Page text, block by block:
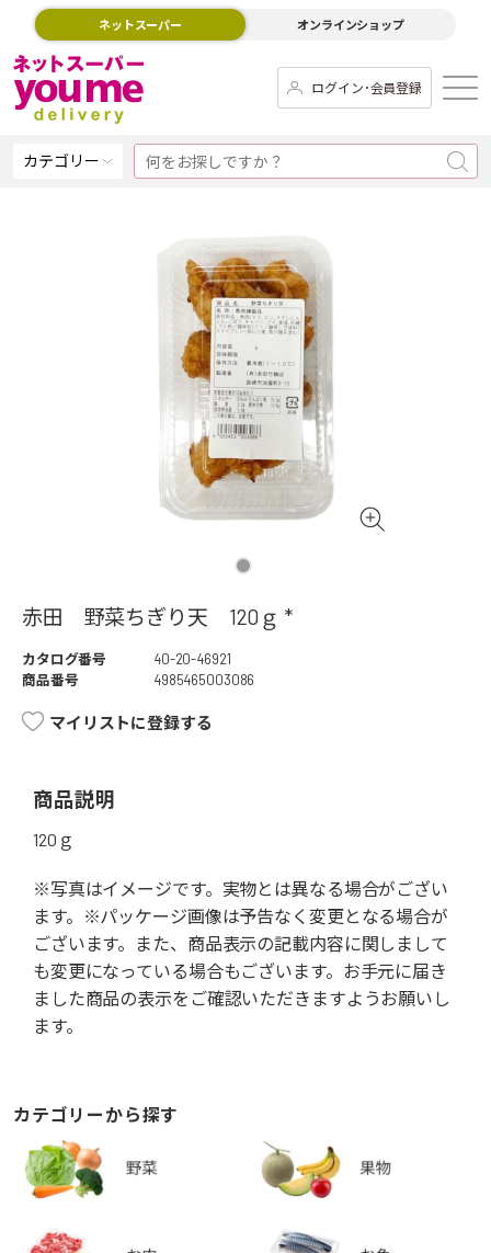
ネットスーパー オンラインショップ
ログイン･会員登録
カテゴリー
赤田 野菜ちぎり天 120ｇ *
カタログ番号
40-20-46921
商品番号
4985465003086
マイリストに登録する
商品説明
120ｇ
※写真はイメージです。実物とは異なる場合がござい
ます。※パッケージ画像は予告なく変更となる場合が
ございます。また、商品表示の記載内容に関しまして
も変更になっている場合もございます。お手元に届き
ました商品の表示をご確認いただきますようお願いし
ます。
カテゴリーから探す